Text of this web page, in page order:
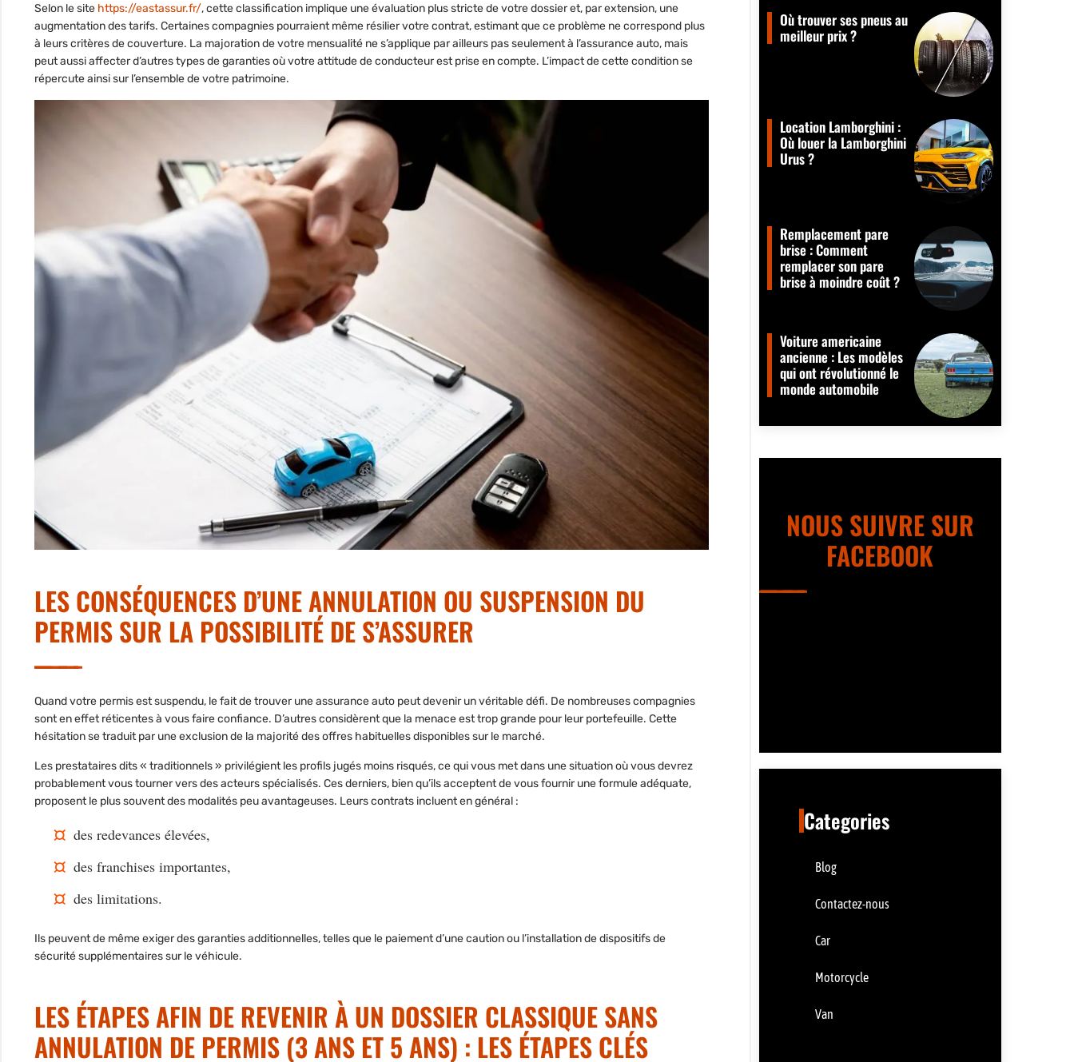
Selon le site https://eastassur.fr/, cette classification implique uneévaluation plus stricte de votre dossieret, par extension, une
augmentation des tarifs. Certaines compagnies pourraient même résilier votre contrat, estimant que ce problème ne correspond plus
à leurs critères de couverture. La majoration de votre mensualité ne s’applique par ailleurs pas seulement à l’assurance auto, mais
peut aussi affecter d’autres types de garanties où votre attitude de conducteur est prise en compte. L’impact de cette condition se
répercute ainsi sur l’ensemble de votre patrimoine.
LES CONSÉQUENCES D’UNE ANNULATION OU SUSPENSION DU
PERMIS SUR LA POSSIBILITÉ DE S’ASSURER
Quand votre permis est suspendu, le fait detrouver une assurance auto peut devenir un véritable défi. De nombreuses compagnies
sont en effet réticentes à vous faire confiance. D’autres considèrent que la menace est trop grande pour leur portefeuille. Cette
hésitation se traduit par une exclusion de la majorité des offres habituelles disponibles sur le marché.
Les prestataires dits « traditionnels » privilégient les profils jugés moins risqués, ce qui vous met dans une situation où vous devrez
probablement vous tourner vers des acteurs spécialisés. Ces derniers, bien qu’ils acceptent de vous fournir une formule adéquate,
proposent le plus souvent des modalités peu avantageuses. Leurs contrats incluent en général :
des redevances élevées,
des franchises importantes,
des limitations.
Ils peuvent de même exiger desgaranties additionnelles, telles que le paiement d’une caution ou l’installation de dispositifs de
sécurité supplémentaires sur le véhicule.
LES ÉTAPES AFIN DE REVENIR À UN DOSSIER CLASSIQUE SANS
ANNULATION DE PERMIS (3 ANS ET 5 ANS) : LES ÉTAPES CLÉS
Où trouver ses pneus au
meilleur prix ?
Location Lamborghini :
Où louer la Lamborghini
Urus ?
Remplacement pare
brise : Comment
remplacer son pare
brise à moindre coût ?
Voiture americaine
ancienne : Les modèles
qui ont révolutionné le
monde automobile
NOUS SUIVRE SUR
FACEBOOK
Categories
Blog
Contactez-nous
Car
Motorcycle
Van